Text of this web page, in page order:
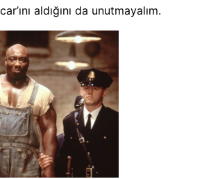
aldığını da unutmayalım.